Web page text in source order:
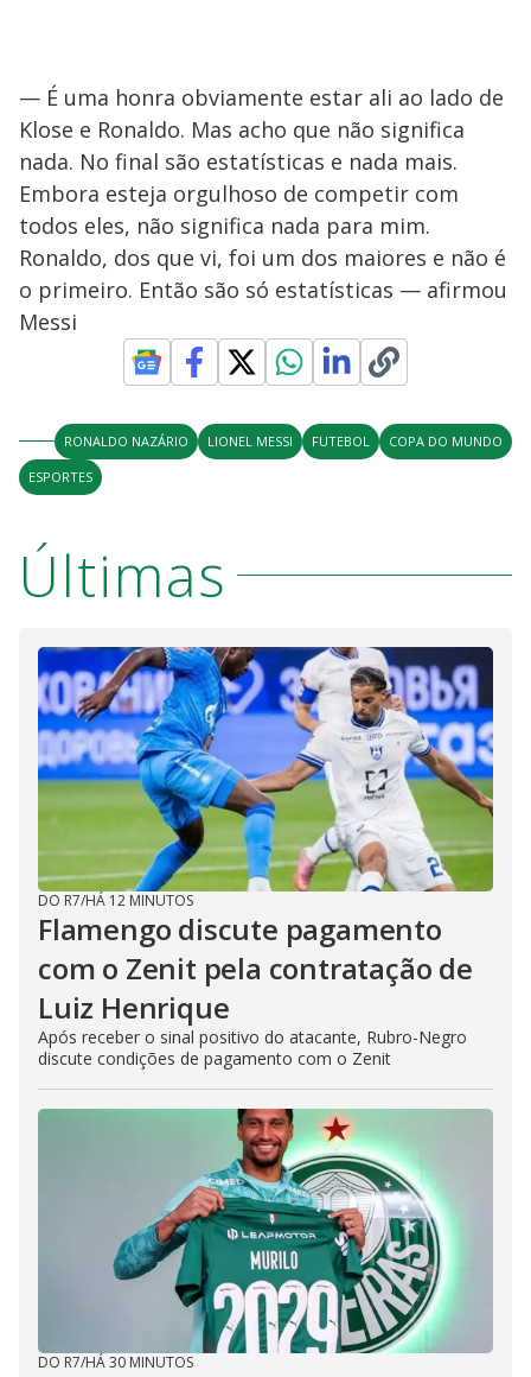
— É uma honra obviamente estar ali ao lado de
Klose e Ronaldo. Mas acho que não significa
nada. No final são estatísticas e nada mais.
Embora esteja orgulhoso de competir com
todos eles, não significa nada para mim.
Ronaldo, dos que vi, foi um dos maiores e não é
o primeiro. Então são só estatísticas — afirmou
Messi
RONALDO NAZÁRIO LIONEL MESSI FUTEBOL
COPA DO MUNDO
ESPORTES
Últimas
DO R7/HÁ 12 MINUTOS
Flamengo discute pagamento
com o Zenit pela contratação de
Luiz Henrique
Após receber o sinal positivo do atacante, Rubro-Negro
discute condições de pagamento com o Zenit
DO R7/HÁ 30 MINUTOS